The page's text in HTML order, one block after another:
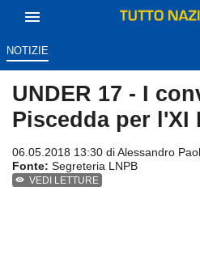
NOTIZIE
UNDER 17 - I
Piscedda per l'XI
06.05.2018 13:30 diAlessandro
Fonte: Segreteria LNPB
VEDI LETTURE